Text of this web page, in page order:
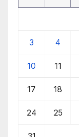
3 4
10 11
17 18
24 25